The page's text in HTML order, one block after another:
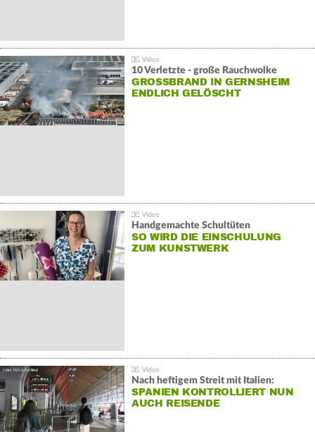
10 Verletzte - große Rauchwolke
GROSSBRAND IN GERNSHEIM E
NDLICH GELÖSCHT
Handgemachte Schultüten
SO WIRD DIE EINSCHULUNG
ZUM KUNSTWERK
Nach heftigem Streit mit Italien:
SPANIEN KONTROLLIERT NUN
AUCH REISENDE